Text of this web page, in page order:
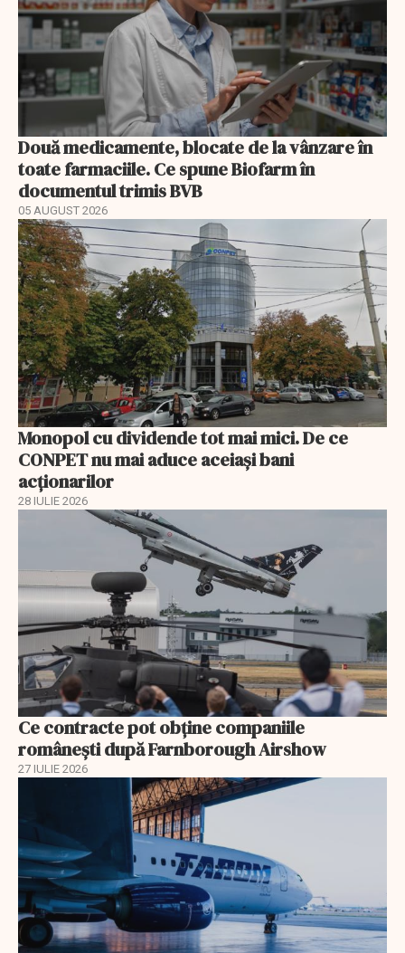
Două medicamente, blocate de la vânzare în
toate farmaciile. Ce spune Biofarm în
documentul trimis BVB
05 AUGUST 2026
Monopol cu dividende tot mai mici. De ce
CONPET nu mai aduce aceiași bani
acționarilor
28 IULIE 2026
Ce contracte pot obține companiile
românești după Farnborough Airshow
27 IULIE 2026